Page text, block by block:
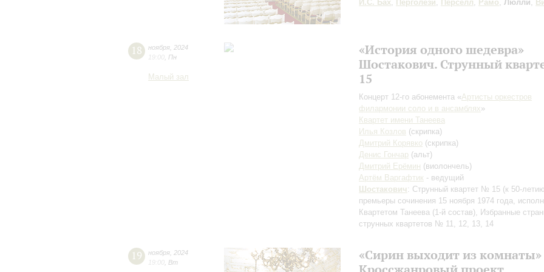
И.С. Бах, Перголези, Пёрселл, Рамо, Люлли,
18 ноября 2024
19:00 Пн
Малый зал
«История одного шедевра»
Шостакович. Струнный
15
Концерт 12-го абонемента «Артисты оркестров
филармонии соло и в ансамблях»
Квартет имени Танеева
Илья Козлов (скрипка)
Дмитрий Корявко (скрипка)
Денис Гончар (альт)
Дмитрий Ерёмин (виолончель)
Артём Варгафтик - ведущий
Шостакович : Струнный квартет № 15 (к 50-летию
премьеры сочинения 15 ноября 1974 года,
Квартетом Танеева (1-й состав), Избранные
струнных квартетов № 11, 12, 13, 14
19 ноября 2024
19:00 Вт
«Сирин выходит из комнаты»